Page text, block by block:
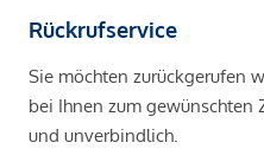
Rückrufservice
Sie möchten zurückgerufen
bei Ihnen zum
und unverbindlich.